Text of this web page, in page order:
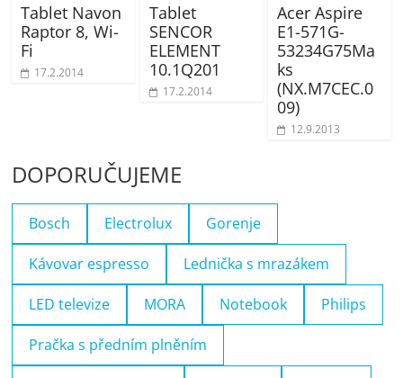
Tablet Navon
Raptor 8, Wi-
Fi
17.2.2014
Tablet
SENCOR
ELEMENT
10.1Q201
17.2.2014
Acer Aspire
E1-571G-
53234G75Ma
ks
(NX.M7CEC.0
09)
12.9.2013
DOPORUČUJEME
Bosch Electrolux Gorenje
Kávovar espresso Lednička s mrazákem
LED televize MORA Notebook Philips
Pračka s předním plněním